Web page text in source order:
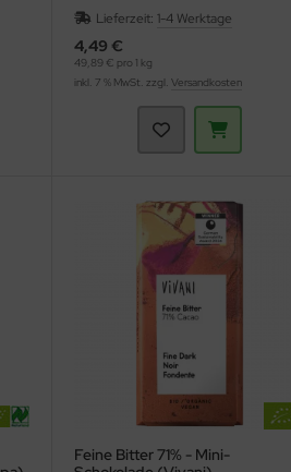
Lieferzeit: 1-4 Werktage
4,49 €
49,89 € pro 1 kg
inkl. 7 % MwSt. zzgl. Versandkosten
Feine Bitter 71% - Mini-